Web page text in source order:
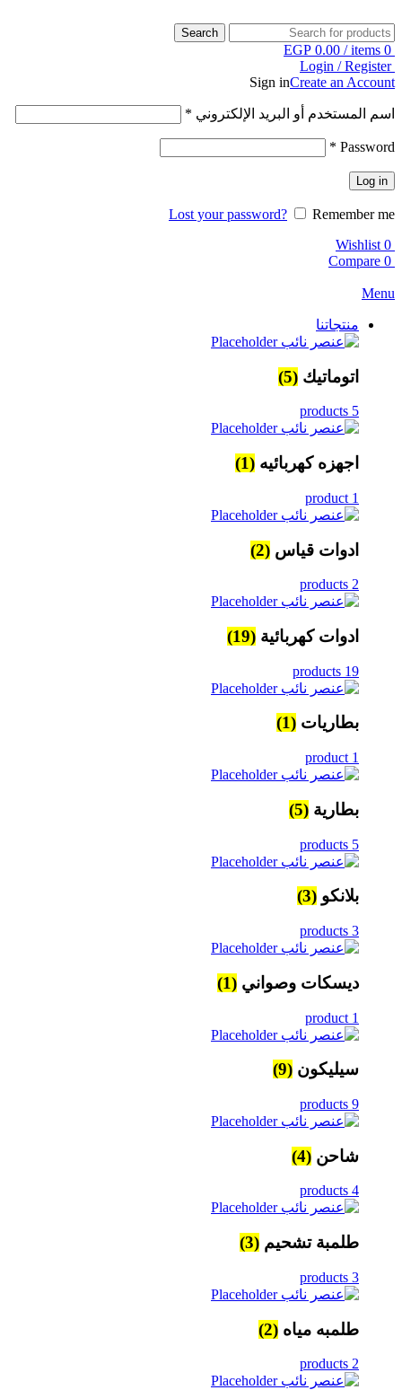
Search
0
items
/
EGP 0.00
Login / Register
Sign inCreate an Account
اسم المستخدم أو البريد الإلكتروني *
Password
*
Log in
Lost your password?
Remember me
0
Wishlist
0
Compare
Menu
منتجاتنا
اتوماتيك (5)
5 products
اجهزه كهربائيه (1)
1 product
ادوات قياس (2)
2 products
ادوات كهربائية (19)
19 products
بطاريات (1)
1 product
بطارية (5)
5 products
بلانكو (3)
3 products
ديسكات وصواني (1)
1 product
سيليكون (9)
9 products
شاحن (4)
4 products
طلمبة تشحيم (3)
3 products
طلمبه مياه (2)
2 products